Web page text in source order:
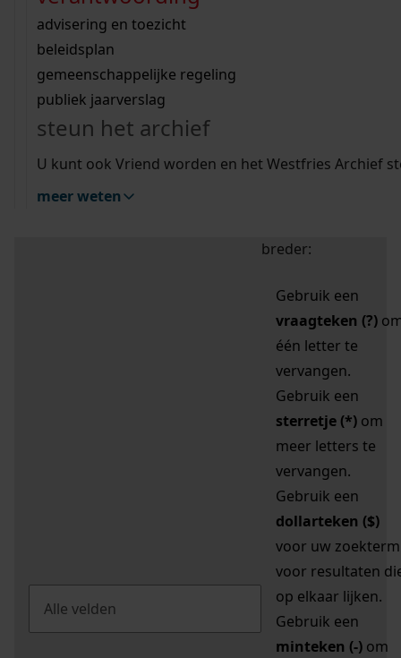
bouwvergunningen
omgevingsvergunningen
vergunningen
beeld en geluid
uitleg nodig?
Wij helpen u op weg met een aantal zoektips.
bekijk alle zoektips
Wij helpen u op weg met een aantal zoektips.
bekijk alle zoektips
bekijk ons geschiedenislokaal
advisering en toezicht
beleidsplan
gemeenschappelijke regeling
publiek jaarverslag
steun het archief
U kunt ook Vriend worden en het Westfries Archief
meer weten
zoektips
Mijn Studiezaal (inloggen)
uw zoekopdracht te
breder:
Gebruik een
vraagteken (?)
één letter te
vervangen.
Gebruik een
sterretje (*) om
meer letters te
vervangen.
Gebruik een
dollarteken ($)
voor uw zoekterm
voor resultaten
op elkaar lijken.
Gebruik een
minteken (-) om